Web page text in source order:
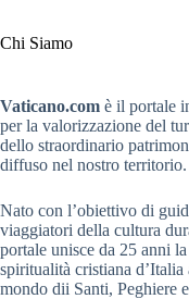
Chi Siamo
Vaticano.com è il portale
per la valorizzazione del
dello straordinario
diffuso nel nostro territorio.
Nato con l’obiettivo di
viaggiatori della cultura
portale unisce da 25 anni
spiritualità cristiana
mondo dii Santi, Peghiere